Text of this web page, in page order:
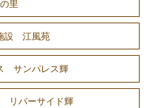
里
設 江風苑
サンパレス輝
リバーサイド輝